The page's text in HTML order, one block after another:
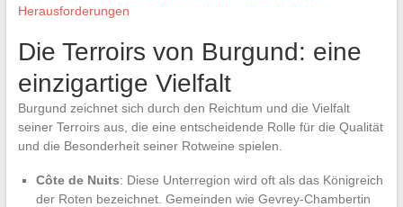
Herausforderungen
Die Terroirs von Burgund: eine
einzigartige Vielfalt
Burgund zeichnet sich durch den Reichtum und die Vielfalt
seiner Terroirs aus, die eine entscheidende Rolle für die Qualität
und die Besonderheit seiner Rotweine spielen.
Côte de Nuits: Diese Unterregion wird oft als das Königreich
der Roten bezeichnet. Gemeinden wie Gevrey-Chambertin